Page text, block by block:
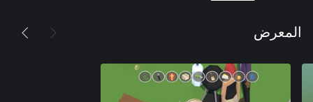
المعرض